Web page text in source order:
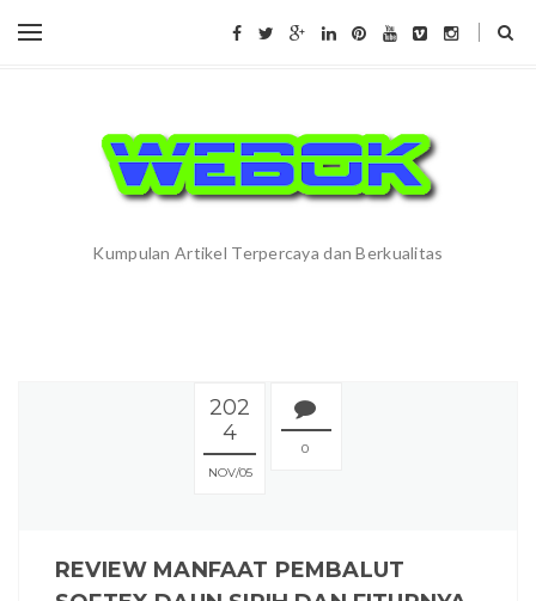
Kumpulan Artikel Terpercaya dan Berkualitas
202
4
NOV 05
0
REVIEW MANFAAT PEMBALUT